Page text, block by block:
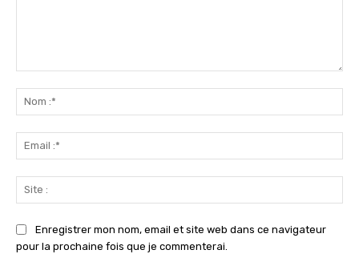
Enregistrer mon nom, email et site web dans ce navigateur
pour la prochaine fois que je commenterai.